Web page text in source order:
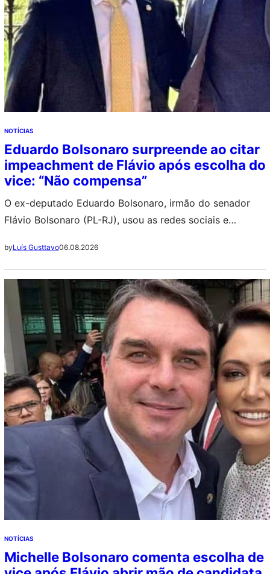
NOTÍCIAS
Eduardo Bolsonaro surpreende ao citar
impeachment de Flávio após escolha do
vice: “Não compensa”
O ex-deputado Eduardo Bolsonaro, irmão do senador
Flávio Bolsonaro (PL-RJ), usou as redes sociais e
um impeachment caso ele seja eleito presidente da
República nas eleições de 2026. ++ Marco Furlan:
Justiça converte decisão sobre prisão do ator
investigado por estupro de criança Através do X
(antigo…
byLuís Gusttavo06.08.2026
NOTÍCIAS
Michelle Bolsonaro comenta escolha de